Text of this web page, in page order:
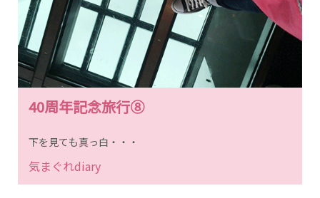
40周年記念旅行⑧
下を見ても真っ白・・・
気まぐれdiary